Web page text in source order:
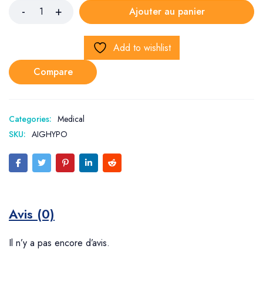
Ajouter au panier
Add to wishlist
Compare
Categories: Medical
SKU: AIGHYPO
Avis (0)
Il n’y a pas encore d’avis.